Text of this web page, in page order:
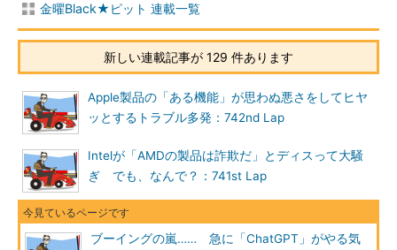
金曜Black★ピット 連載一覧
新しい連載記事が 129 件あります
Apple製品の「ある機能」が思わぬ悪さをしてヒヤ
ッとするトラブル多発：742nd Lap
Intelが「AMDの製品は詐欺だ」とディスって大騒
ぎ でも、なんで？：741st Lap
ブーイングの嵐…… 急に「ChatGPT」がやる気